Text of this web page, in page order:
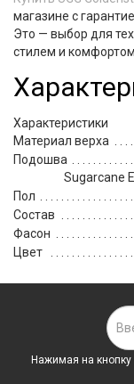
магазине с
Это — выбор для
стилем и
Характеристики
Материал верха
Подошва
Sugarcane
Пол
Состав
Фасон
Цвет
Нажимая на